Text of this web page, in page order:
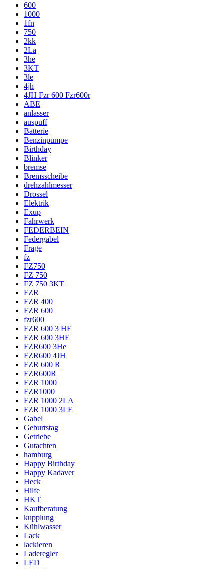
600
1000
1fn
750
2kk
2La
3he
3KT
3le
4jh
4JH Fzr 600 Fzr600r
ABE
anlasser
auspuff
Batterie
Benzinpumpe
Birthday
Blinker
bremse
Bremsscheibe
drehzahlmesser
Drossel
Elektrik
Exup
Fahrwerk
FEDERBEIN
Federgabel
Frage
fz
FZ750
FZ 750
FZ 750 3KT
FZR
FZR 400
FZR 600
fzr600
FZR 600 3 HE
FZR 600 3HE
FZR600 3He
FZR600 4JH
FZR 600 R
FZR600R
FZR 1000
FZR1000
FZR 1000 2LA
FZR 1000 3LE
Gabel
Geburtstag
Getriebe
Gutachten
hamburg
Happy Birthday
Happy Kadaver
Heck
Hilfe
HKT
Kaufberatung
kupplung
Kühlwasser
Lack
lackieren
Laderegler
LED